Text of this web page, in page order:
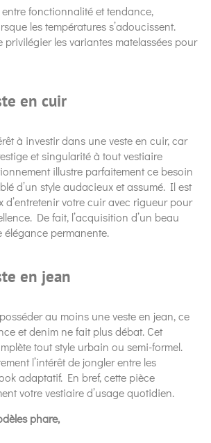
fonctionnalité et tendance,
les températures s’adoucissent.
privilégier les variantes matelassées pour
en cuir
à investir dans une veste en cuir, car
et singularité à tout vestiaire
illustre parfaitement ce besoin
d’un style audacieux et assumé. Il est
votre cuir avec rigueur pour
De fait, l’acquisition d’un beau
permanente.
en jean
au moins une veste en jean, ce
et denim ne fait plus débat. Cet
tout style urbain ou semi-formel.
l’intérêt de jongler entre les
adaptatif. En bref, cette pièce
votre vestiaire d’usage quotidien.
phare,